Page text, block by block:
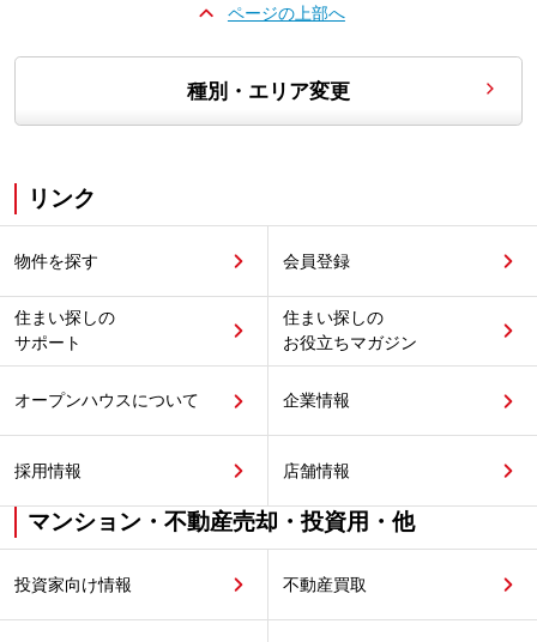
ページの上部へ
種別・エリア変更
リンク
物件を探す 会員登録
住まい探しの
サポート
住まい探しの
お役立ちマガジン
オープンハウスについて 企業情報
採用情報 店舗情報
マンション・不動産売却・投資用・他
投資家向け情報 不動産買取